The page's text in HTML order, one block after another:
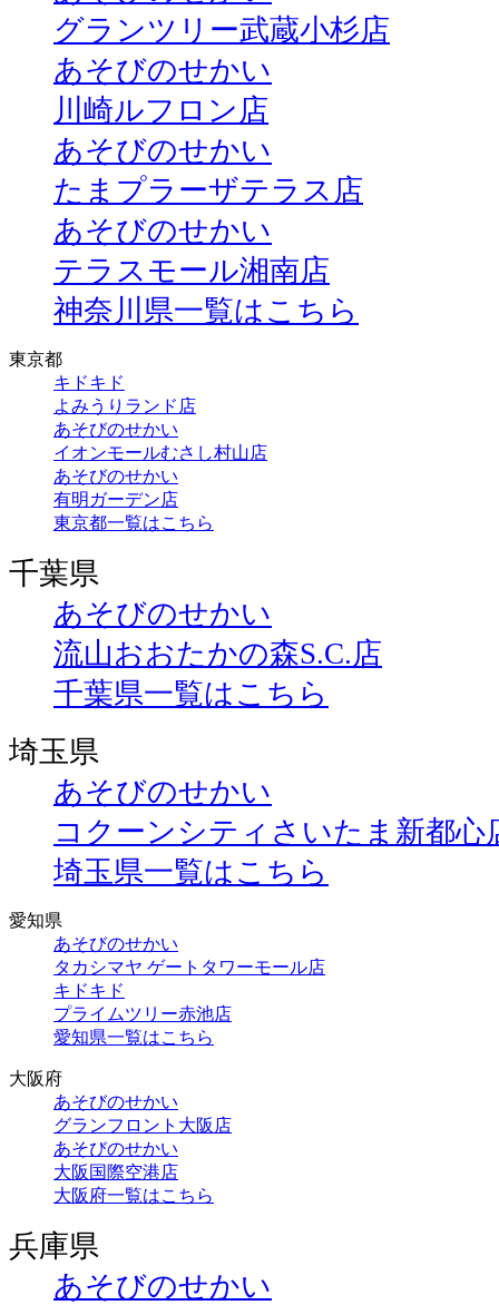
グランツリー武蔵小杉店
あそびのせかい
川崎ルフロン店
あそびのせかい
たまプラーザテラス店
あそびのせかい
テラスモール湘南店
神奈川県一覧はこちら
東京都
キドキド
よみうりランド店
あそびのせかい
イオンモールむさし村山店
あそびのせかい
有明ガーデン店
東京都一覧はこちら
千葉県
あそびのせかい
流山おおたかの森S.C.店
千葉県一覧はこちら
埼玉県
あそびのせかい
コクーンシティさいたま新都心
埼玉県一覧はこちら
愛知県
あそびのせかい
タカシマヤ ゲートタワーモール店
キドキド
プライムツリー赤池店
愛知県一覧はこちら
大阪府
あそびのせかい
グランフロント大阪店
あそびのせかい
大阪国際空港店
大阪府一覧はこちら
兵庫県
あそびのせかい